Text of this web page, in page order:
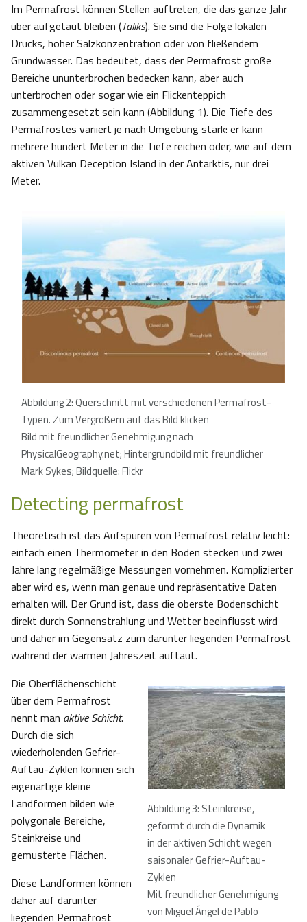
Im Permafrost können Stellen auftreten, die das ganze Jahr
über aufgetaut bleiben (Taliks). Sie sind die Folge lokalen
Drucks, hoher Salzkonzentration oder von fließendem
Grundwasser. Das bedeutet, dass der Permafrost große
Bereiche ununterbrochen bedecken kann, aber auch
unterbrochen oder sogar wie ein Flickenteppich
zusammengesetzt sein kann (Abbildung 1). Die Tiefe des
Permafrostes variiert je nach Umgebung stark: er kann
mehrere hundert Meter in die Tiefe reichen oder, wie auf dem
aktiven Vulkan Deception Island in der Antarktis, nur drei
Meter.
Abbildung 2: Querschnitt mit verschiedenen Permafrost-
Typen. Zum Vergrößern auf das Bild klicken
Bild mit freundlicher Genehmigung nach
PhysicalGeography.net; Hintergrundbild mit freundlicher
Mark Sykes; Bildquelle: Flickr
Detecting permafrost
Theoretisch ist das Aufspüren von Permafrost relativ leicht:
einfach einen Thermometer in den Boden stecken und zwei
Jahre lang regelmäßige Messungen vornehmen. Komplizierter
aber wird es, wenn man genaue und repräsentative Daten
erhalten will. Der Grund ist, dass die oberste Bodenschicht
direkt durch Sonnenstrahlung und Wetter beeinflusst wird
und daher im Gegensatz zum darunter liegenden Permafrost
während der warmen Jahreszeit auftaut.
Abbildung 3: Steinkreise,
geformt durch die Dynamik
in der aktiven Schicht wegen
saisonaler Gefrier-Auftau-
Zyklen
Mit freundlicher Genehmigung
von Miguel Ángel de Pablo
Die Oberflächenschicht
über dem Permafrost
nennt man aktive Schicht.
Durch die sich
wiederholenden Gefrier-
Auftau-Zyklen können sich
eigenartige kleine
Landformen bilden wie
polygonale Bereiche,
Steinkreise und
gemusterte Flächen.
Diese Landformen können
daher auf darunter
liegenden Permafrost